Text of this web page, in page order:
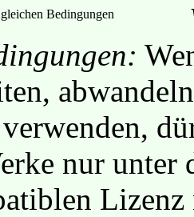
Bedingungen
nur unter
Lizenz